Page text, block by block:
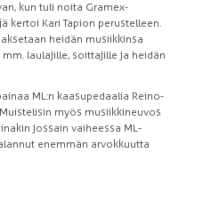
kun tuli noita Gramex-
kertoi Kari Tapion perustelleen.
heidän musiikkinsa
laulajille, soittajille ja heidän
ML:n kaasupedaalia Reino-
myös musiikkineuvos
jossain vaiheessa ML-
enemmän arvokkuutta